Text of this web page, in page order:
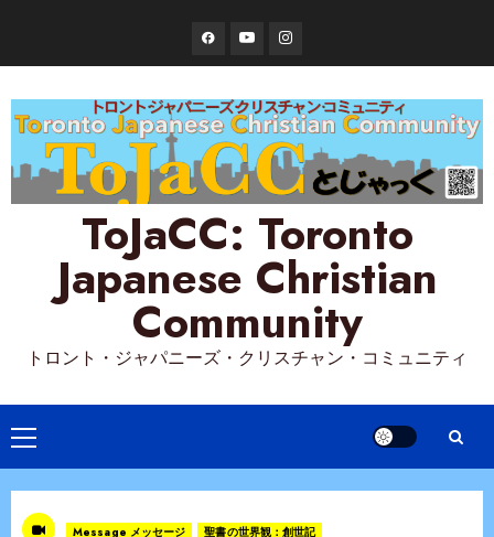
content
FacebookYouTubeInstagram
ToJaCC: Toronto
Japanese Christian
Community
トロント・ジャパニーズ・クリスチャン・コミュニティ
Primary
Menu
Message メッセージ 聖書の世界観：創世記